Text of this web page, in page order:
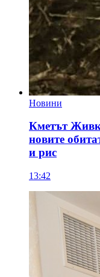
Новини
Кметът
новите
и рис
13:42